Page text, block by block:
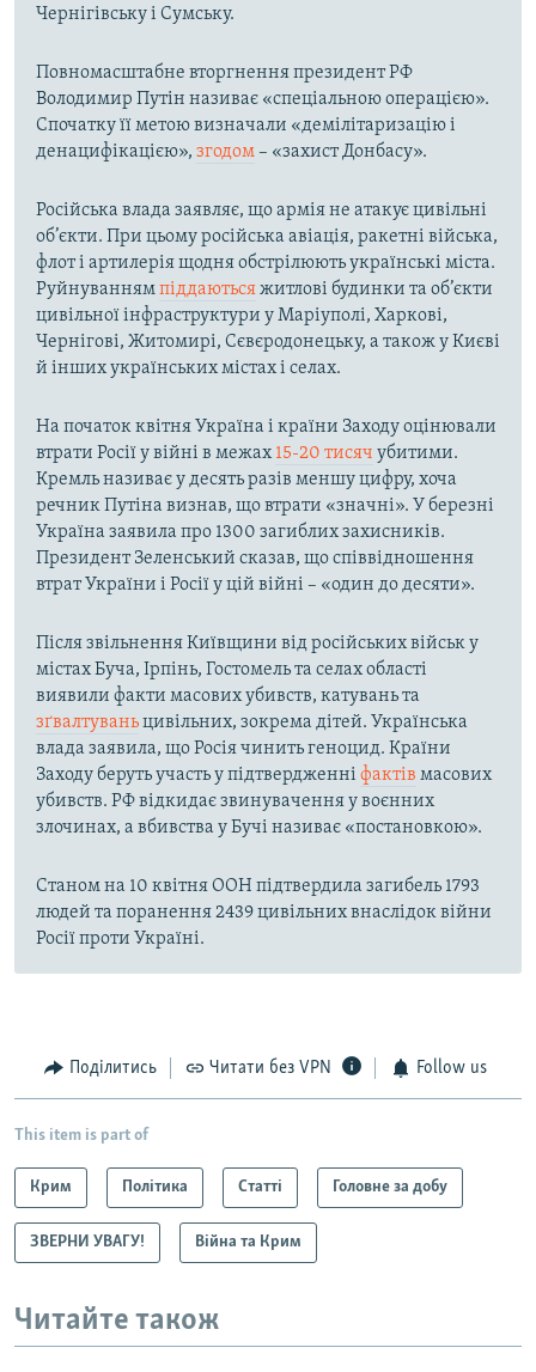
Чернігівську і Сумську.
Повномасштабне вторгнення президент РФ
Володимир Путін називає «спеціальною операцією».
Спочатку її метою визначали «демілітаризацію і
денацифікацією», згодом– «захист Донбасу».
Російська влада заявляє, що армія не атакує цивільні
об’єкти. При цьому російська авіація, ракетні війська,
флот і артилерія щодня обстрілюють українські міста.
Руйнуваннямпіддаютьсяжитлові будинки та об’єкти
цивільної інфраструктури у Маріуполі, Харкові,
Чернігові, Житомирі, Сєвєродонецьку, а також у Києві
й інших українських містах і селах.
На початок квітня Україна і країни Заходу оцінювали
втрати Росії у війні в межах 15-20 тисяч убитими.
Кремль називає у десять разів меншу цифру, хоча
речник Путіна визнав, що втрати «значні». У березні
Україна заявила про 1300 загиблих захисників.
Президент Зеленський сказав, що співвідношення
втрат України і Росії у цій війні – «один до десяти».
Після звільнення Київщини від російських військ у
містах Буча, Ірпінь, Гостомель та селах області
виявили факти масових убивств, катувань та
зґвалтуваньцивільних, зокрема дітей. Українська
влада заявила, що Росія чинить геноцид. Країни
Заходу беруть участь у підтвердженні фактів масових
убивств. РФ відкидає звинувачення у воєнних
злочинах, а вбивства у Бучі називає «постановкою».
Станом на 10 квітня ООН підтвердила загибель 1793
людей та поранення 2439 цивільних внаслідок війни
Росії проти Україні.
Поділитись Читати без VPN Follow us
This item is part of
Крим Політика Статті Головне за добу
ЗВЕРНИ УВАГУ! Війна та Крим
Читайте також